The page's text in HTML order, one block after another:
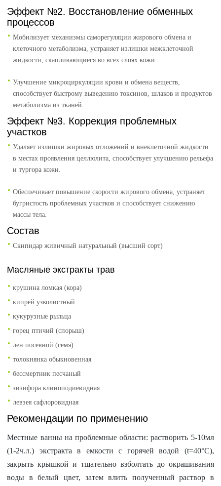
Эффект №2. Восстановление обменных
процессов
Мобилизует механизмы саморегуляции жирового обмена и
клеточного метаболизма, устраняет излишки межклеточной
жидкости, скапливающиеся во всех слоях кожи.
Улучшение микроциркуляции крови и обмена веществ,
способствует быстрому выведению токсинов, шлаков и продуктов
метаболизма из тканей.
Эффект №3. Коррекция проблемных
участков
Удаляет излишки жировых отложений и внеклеточной жидкости
в местах проявления целлюлита, способствует улучшению рельефа
и тургора кожи.
Обеспечивает повышение скорости жирового обмена, устраняет
бугристость проблемных участков и способствует снижению
массы тела.
Состав
Скипидар живичный натуральный (высший сорт)
Масляные экстракты трав
крушина ломкая (кора)
кипрей узколистный
кукурузные рыльца
горец птичий (спорыш)
лен посевной (семя)
толокнянка обыкновенная
бессмертник песчаный
зизифора клиноподиевидная
левзея сафлоровидная
Рекомендации по применению
Местные ванны на проблемные области: растворить 5-10мл
(1-2ч.л.) экстракта в емкости с горячей водой (t=40°С),
закрыть крышкой и тщательно взболтать до окрашивания
воды в белый цвет, затем влить полученный раствор в